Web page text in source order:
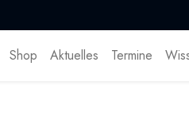
Shop Aktuelles Termine